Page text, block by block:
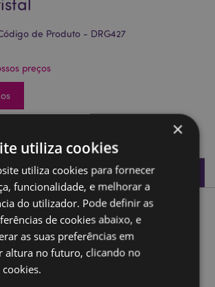
de Produto - DRG427
preços
do Produto
encantado - Mini roca de cristal
×
utiliza cookies
utiliza cookies para fornecer
funcionalidade, e melhorar a
do utilizador. Pode definir as
de cookies abaixo, e
as suas preferências em
altura no futuro, clicando no